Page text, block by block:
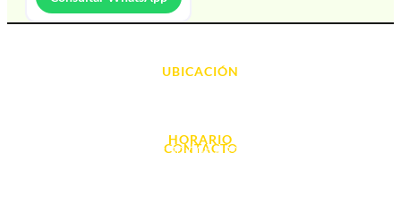
UBICACIÓN
HORARIO
L. - S. 10:00h a 22:00h
CONTACTO